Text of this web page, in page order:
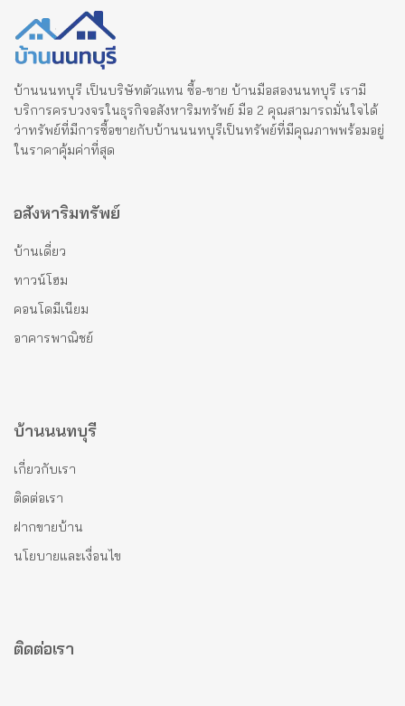
บ้านนนทบุรี เป็นบริษัทตัวแทน ซื้อ-ขาย บ้านมือสองนนทบุรี เรามี
บริการครบวงจรในธุรกิจอสังหาริมทรัพย์ มือ 2 คุณสามารถมั่นใจได้
ว่าทรัพย์ที่มีการซื้อขายกับบ้านนนทบุรีเป็นทรัพย์ที่มีคุณภาพพร้อมอยู่
ในราคาคุ้มค่าที่สุด
อสังหาริมทรัพย์
บ้านเดี่ยว
ทาวน์โฮม
คอนโดมีเนียม
อาคารพาณิชย์
บ้านนนทบุรี
เกี่ยวกับเรา
ติดต่อเรา
ฝากขายบ้าน
นโยบายและเงื่อนไข
ติดต่อเรา